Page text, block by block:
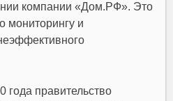
компании «Дом.РФ». Это
мониторингу и
года правительство